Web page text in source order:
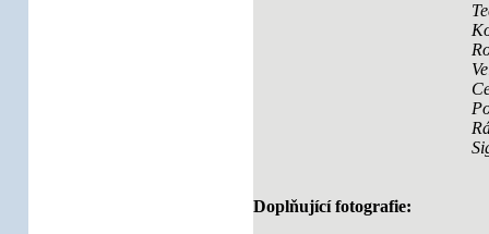
Doplňující fotografie: